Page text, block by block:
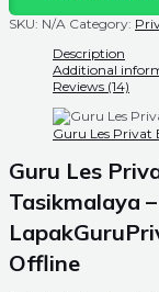
SKU: N/A Category:
Description
Additional
Reviews (14)
Guru Les Privat
Guru Les
Tasikmalaya
Offline